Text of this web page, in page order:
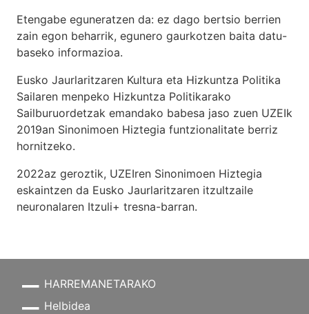
Etengabe eguneratzen da: ez dago bertsio berrien
zain egon beharrik, egunero gaurkotzen baita datu-
baseko informazioa.
Eusko Jaurlaritzaren Kultura eta Hizkuntza Politika
Sailaren menpeko Hizkuntza Politikarako
Sailburuordetzak emandako babesa jaso zuen UZEIk
2019an Sinonimoen Hiztegia funtzionalitate berriz
hornitzeko.
2022az geroztik, UZEIren Sinonimoen Hiztegia
eskaintzen da Eusko Jaurlaritzaren itzultzaile
neuronalaren Itzuli+ tresna-barran.
HARREMANETARAKO
Helbidea